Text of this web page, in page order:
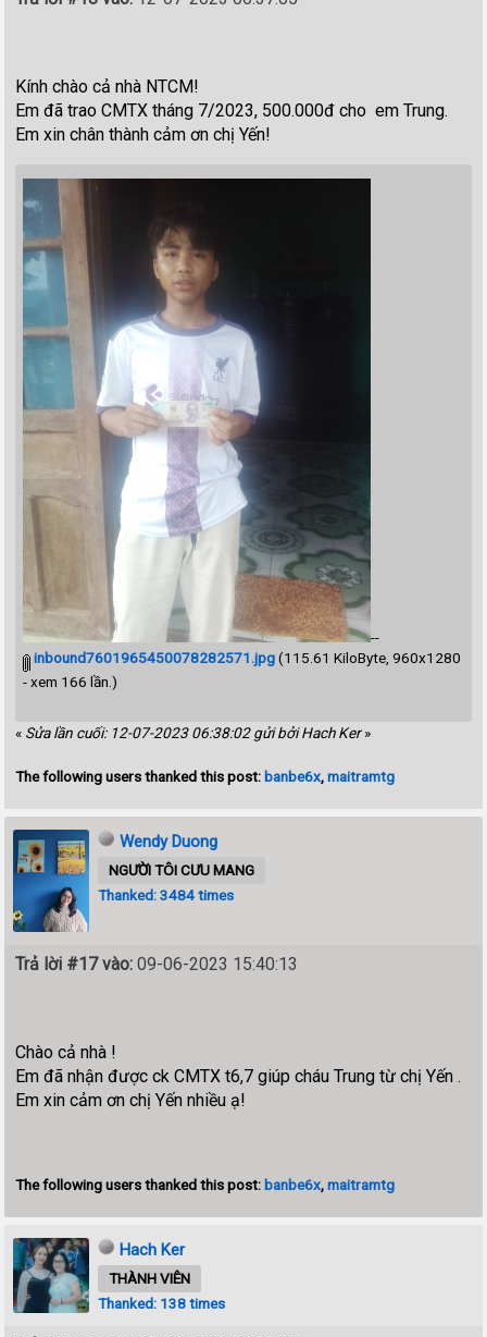
Kính chào cả nhà NTCM!
Em đã trao CMTX tháng 7/2023, 500.000đ cho em Trung.
Em xin chân thành cảm ơn chị Yến!
--
inbound7601965450078282571.jpg(115.61 KiloByte, 960x1280
- xem 166 lần.)
« Sửa lần cuối: 12-07-2023 06:38:02 gửi bởi Hach Ker»
The following users thanked this post: banbe6x,maitramtg
Wendy Duong
NGƯỜI TÔI CƯU MANG
Thanked: 3484 times
Trả lời #17 vào: 09-06-2023 15:40:13
Chào cả nhà !
Em đã nhận được ck CMTX t6,7 giúp cháu Trung từ chị Yến .
Em xin cảm ơn chị Yến nhiều ạ!
The following users thanked this post: banbe6x,maitramtg
Hach Ker
THÀNH VIÊN
Thanked: 138 times